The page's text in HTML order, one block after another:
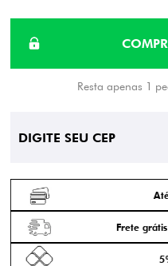
Resta apenas 1
Frete